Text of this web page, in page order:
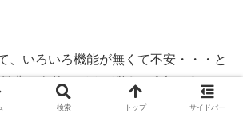
、いろいろ機能が無くて不安・・・と
非とも使ってみて欲しい1台です。
検索 トップ サイドバー